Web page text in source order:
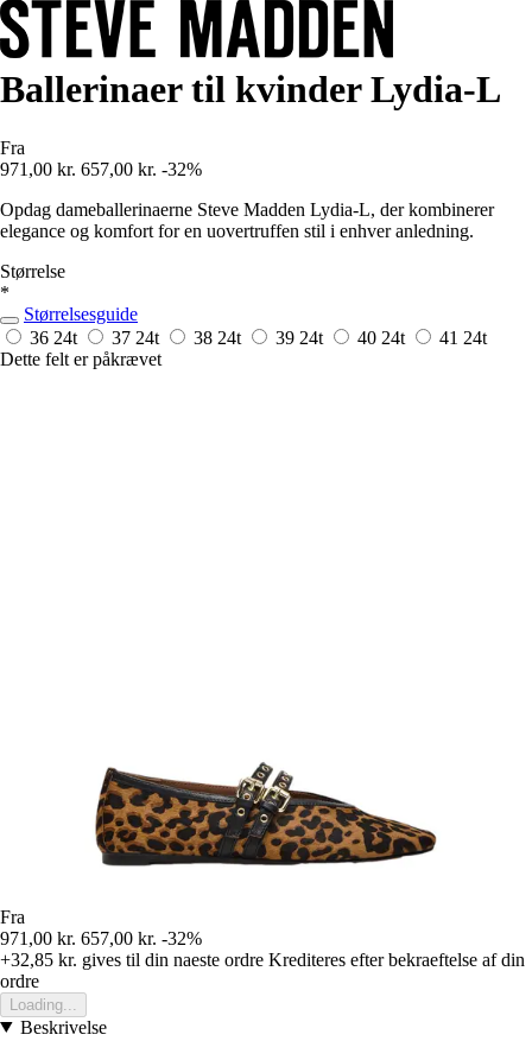
Ballerinaer til kvinder Lydia-L
Fra
971,00 kr. 657,00 kr. -32%
Opdag dameballerinaerne Steve Madden Lydia-L, der kombinerer
elegance og komfort for en uovertruffen stil i enhver anledning.
Størrelse
*
Størrelsesguide
36 24t 37 24t 38 24t 39 24t 40 24t 41 24t
Dette felt er påkrævet
Fra
971,00 kr. 657,00 kr. -32%
+32,85 kr. gives til din naeste ordre Krediteres efter bekraeftelse af din
ordre
Loading...
Beskrivelse